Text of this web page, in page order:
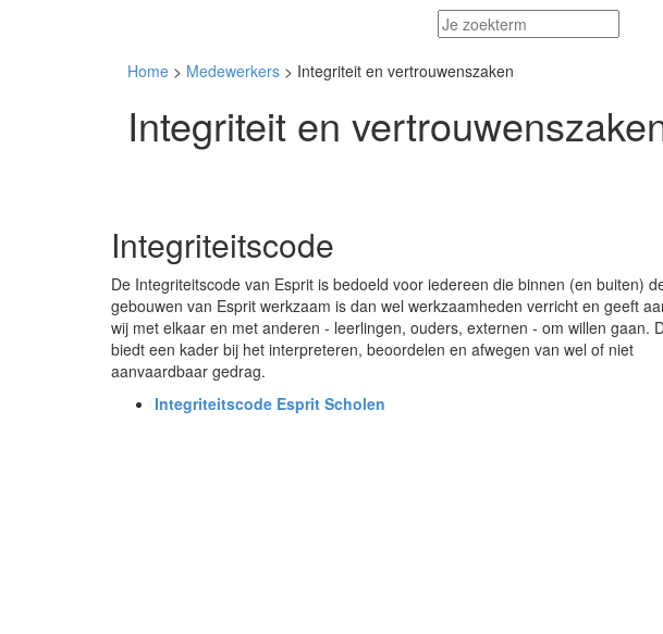
Home > Medewerkers > Integriteit en vertrouwenszaken
Integriteit en
Integriteitscode
De Integriteitscode van Esprit is bedoeld voor iedereen die binnen (en buiten)
gebouwen van Esprit werkzaam is dan wel werkzaamheden verricht en geeft
wij met elkaar en met anderen - leerlingen, ouders, externen - om willen gaan.
biedt een kader bij het interpreteren, beoordelen en afwegen van wel of niet
aanvaardbaar gedrag.
Integriteitscode Esprit Scholen